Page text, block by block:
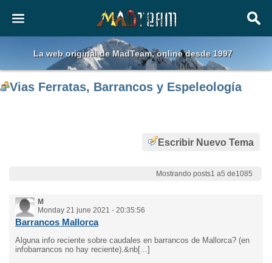
La web original de MadTeam, online desde 1997
Vias Ferratas, Barrancos y Espeleología
Escribir Nuevo Tema
Mostrando posts1 a5 de1085
M
Monday 21 june 2021 - 20:35:56
Barrancos Mallorca
Alguna info reciente sobre caudales en barrancos de Mallorca? (en
infobarrancos no hay reciente).&nb[...]